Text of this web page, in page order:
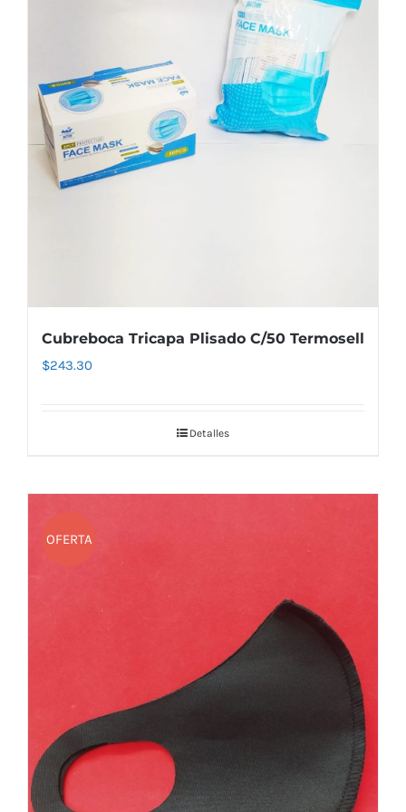
Cubreboca Tricapa Plisado C/50 Termosell
$243.30
Detalles
OFERTA